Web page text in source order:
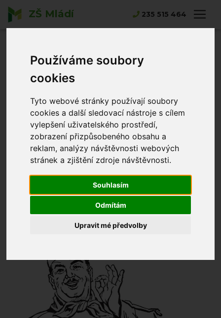
Používáme soubory
cookies
Tyto webové stránky používají soubory
cookies a další sledovací nástroje s cílem
vylepšení uživatelského prostředí,
zobrazení přizpůsobeného obsahu a
reklam, analýzy návštěvnosti webových
stránek a zjištění zdroje návštěvnosti.
Souhlasím
Odmítám
Upravit mé předvolby
ZŠ Mládí 235 515 464
Stravování pro
veřejnost
Cena oběda: 95, - Kč (od 1.12.2023)
Výběr ze dvou jídel + polévka + moučník
ve dnech školního vyučování
oběd je třeba odnést ve vlastních nádobách
(„jídlonosičích“)
výdej v době od11:00do11:30
Informace a přihlášky v kanceláři školní jídelny:
paní Jindra Růžičková, vedoucí školní jídelny